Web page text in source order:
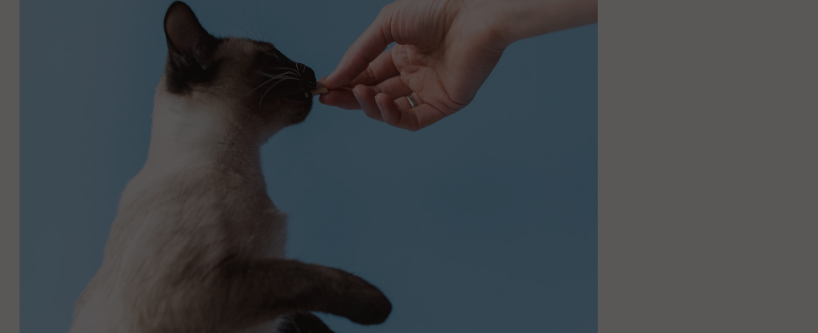
Видеоэндоскопия
Иммунопрофилактика
Терапевтическое отделение
Физиотерапия
Чипирование - электронная идентификация животных
Помощь при укусе клеща